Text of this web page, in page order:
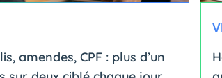
amendes, CPF : plus d’un